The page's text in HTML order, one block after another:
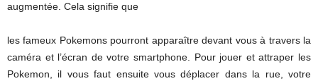
augmentée. Cela signifie que
les fameux Pokemons pourront apparaître devant vous à travers la
caméra et l’écran de votre smartphone. Pour jouer et attraper les
Pokemon, il vous faut ensuite vous déplacer dans la rue, votre